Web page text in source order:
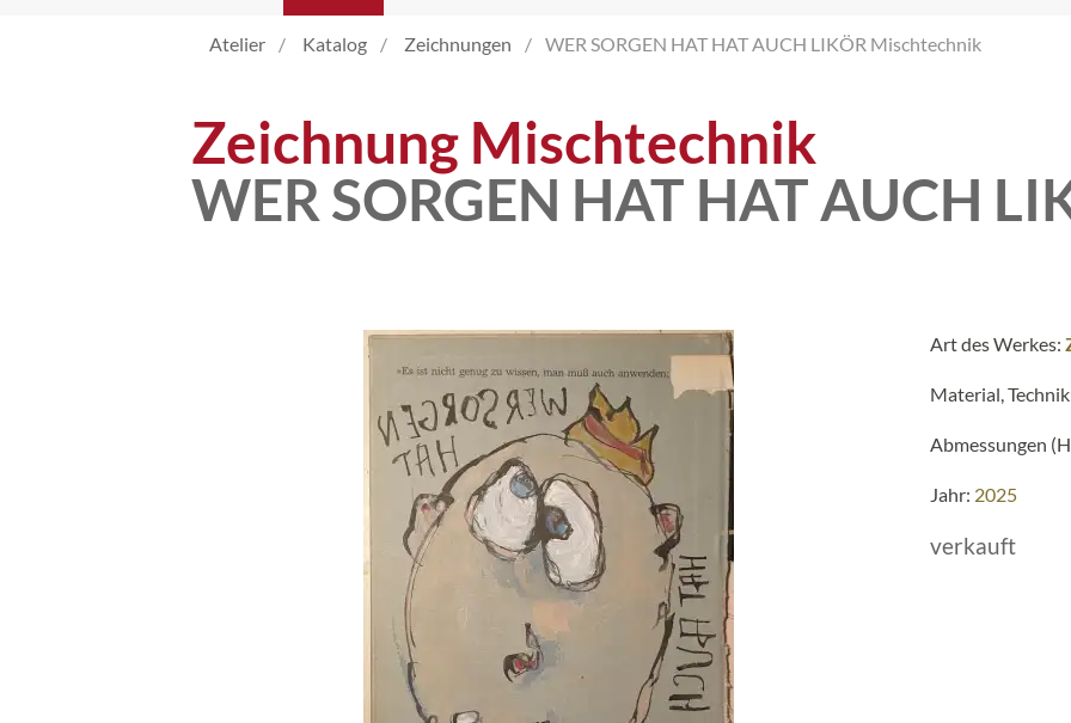
Atelier Katalog Zeichnungen WER SORGEN HAT HAT AUCH LIKÖR Mischtechnik
Zeichnung Mischtechnik
WER SORGEN HAT HAT AUCH
Art des Werkes:
Material,
Abmessungen
Jahr: 2025
verkauft